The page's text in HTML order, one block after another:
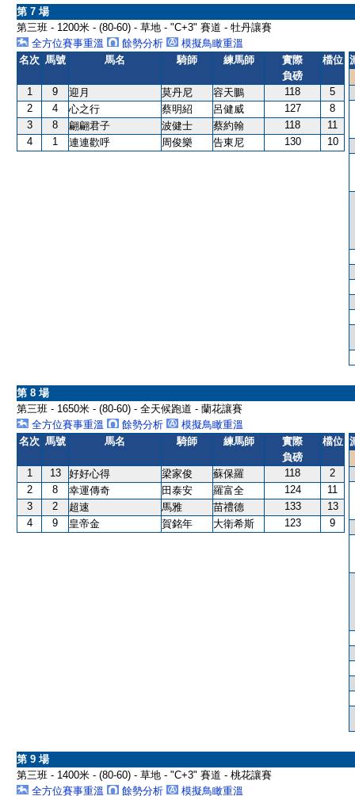
第 7 場
第三班 - 1200米 - (80-60) - 草地 - "C+3" 賽道 - 牡丹讓賽
全方位賽事重溫
餘勢分析
模擬鳥瞰重溫
名次 馬號 馬名 騎師 練馬師
實際
負磅
檔位
1 9 迎月 莫丹尼 容天鵬 118
5
2
4 心之行 蔡明紹 呂健威 127
8
3
8 翩翩君子 波健士 蔡約翰 118
11
4
1 連連歡呼 周俊樂 告東尼 130 10
第 8 場
第三班 - 1650米 - (80-60) - 全天候跑道 - 蘭花讓賽
全方位賽事重溫
餘勢分析
模擬鳥瞰重溫
名次 馬號 馬名 騎師 練馬師
實際
負磅
檔位
1 13 好好心得 梁家俊 蘇保羅 118
2
2
8 幸運傳奇 田泰安 羅富全 124
11
3
2 超速 馬雅 苗禮德 133
13
4
9 皇帝金 賀銘年 大衛希斯 123 9
第 9 場
第三班 - 1400米 - (80-60) - 草地 - "C+3" 賽道 - 桃花讓賽
全方位賽事重溫
餘勢分析
模擬鳥瞰重溫